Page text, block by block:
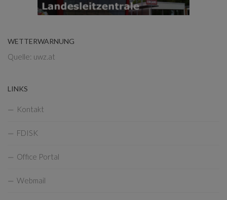
WETTERWARNUNG
Quelle: uwz.at
LINKS
Kontakt
FDISK
Office Portal
Webmail